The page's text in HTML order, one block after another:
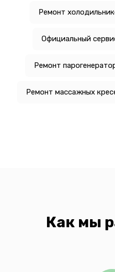
Ремонт
Официальный
Ремонт
Ремонт массажных
Как мы